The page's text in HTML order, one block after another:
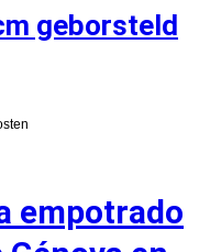
geborsteld
empotrado